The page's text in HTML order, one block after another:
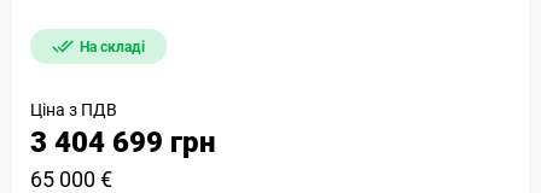
На складі
Ціна з ПДВ
3 404 699 грн
65 000 €